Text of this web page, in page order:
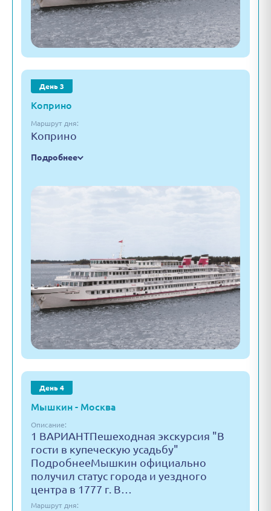
День 3
Коприно
Маршрут дня:
Коприно
Подробнее
День 4
Мышкин - Москва
Описание:
1 ВАРИАНТПешеходная экскурсия "В
гости в купеческую усадьбу"
ПодробнееМышкин официально
получил статус города и уездного
центра в 1777 г. В…
Маршрут дня: